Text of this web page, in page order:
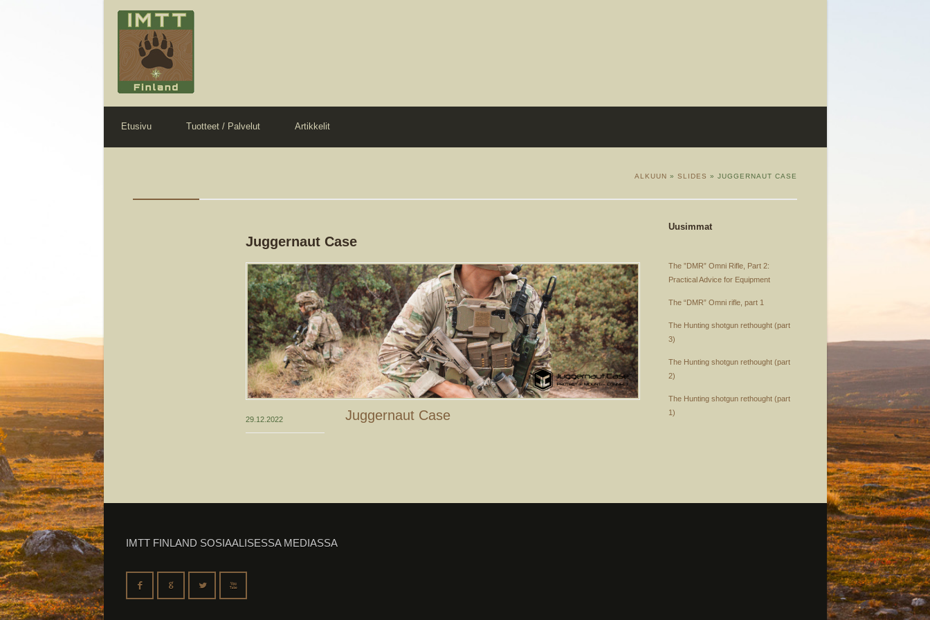
Etusivu Tuotteet / Palvelut Artikkelit
ALKUUN » SLIDES » JUGGERNAUT CASE
Juggernaut Case
29.12.2022 Juggernaut Case
Uusimmat
The ”DMR” Omni Rifle, Part 2:
Practical Advice for Equipment
The “DMR” Omni rifle, part 1
The Hunting shotgun rethought (part
3)
The Hunting shotgun rethought (part
2)
The Hunting shotgun rethought (part
1)
IMTT FINLAND SOSIAALISESSA MEDIASSA
F G L X